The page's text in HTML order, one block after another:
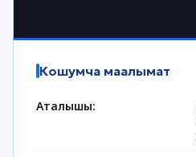
Кошумча маалымат
Аталышы: